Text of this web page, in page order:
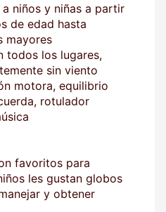
niños y niñas a partir
de edad hasta
mayores
todos los lugares,
sin viento
motora, equilibrio
rotulador
favoritos para
les gustan globos
y obtener